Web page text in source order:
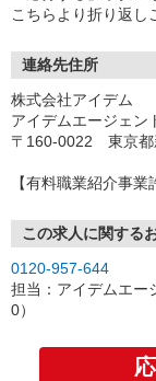
こちらより折り返し
連絡先住所
株式会社アイデム
アイデムエージェン
〒160-0022 東京
【有料職業紹介事
この求人に関する
0120-957-644
担当：アイデムエー
0）